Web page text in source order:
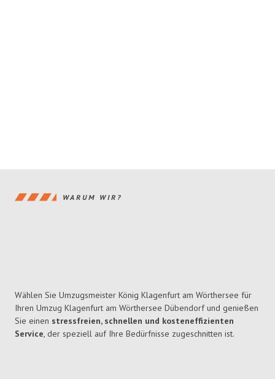
WARUM WIR?
Wählen Sie Umzugsmeister König Klagenfurt am Wörthersee für
Ihren Umzug Klagenfurt am Wörthersee Dübendorf und genießen
Sie einen stressfreien, schnellen und kosteneffizienten
Service, der speziell auf Ihre Bedürfnisse zugeschnitten ist.